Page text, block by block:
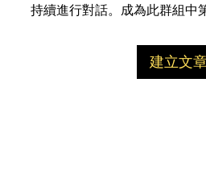
持續進行對話。成為此群組中
建立文